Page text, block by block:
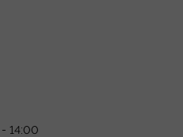
- 14:00